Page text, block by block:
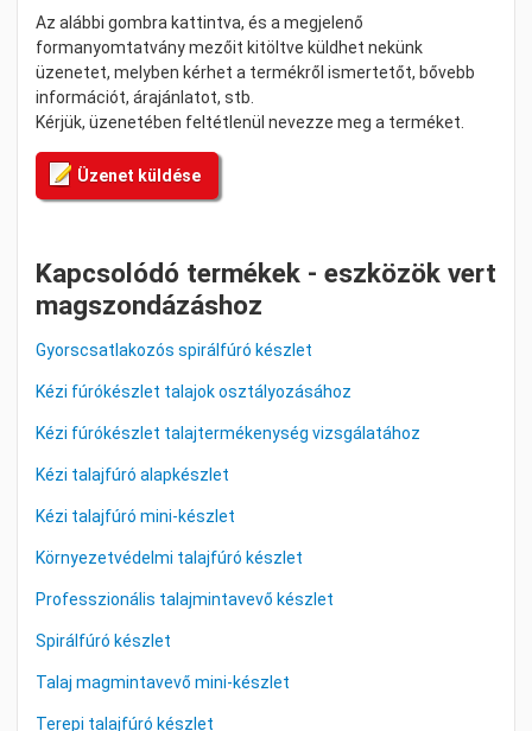
Az alábbi gombra kattintva, és a megjelenő
formanyomtatvány mezőit kitöltve küldhet nekünk
üzenetet, melyben kérhet a termékről ismertetőt, bővebb
információt, árajánlatot, stb.
Kérjük, üzenetében feltétlenül nevezze meg a terméket.
Üzenet küldése
Kapcsolódó termékek - eszközök vert
magszondázáshoz
Gyorscsatlakozós spirálfúró készlet
Kézi fúrókészlet talajok osztályozásához
Kézi fúrókészlet talajtermékenység vizsgálatához
Kézi talajfúró alapkészlet
Kézi talajfúró mini-készlet
Környezetvédelmi talajfúró készlet
Professzionális talajmintavevő készlet
Spirálfúró készlet
Talaj magmintavevő mini-készlet
Terepi talajfúró készlet